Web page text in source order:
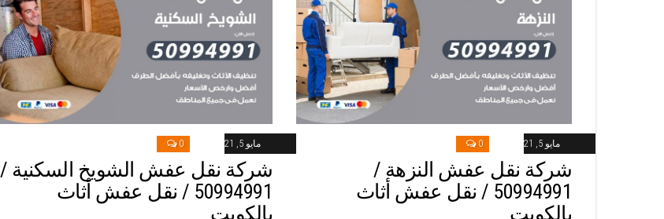
مايو 5, 2021 0
شركة نقل عفش الشويخ السكنية /
50994991 / نقل عفش أثاث
بالكويت
مايو 5, 2021 0
شركة نقل عفش النزهة /
50994991 / نقل عفش أثاث
بالكويت